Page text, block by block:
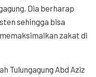
Dia berharap
sehingga bisa
zakat di
Tulungagung Abd Aziz